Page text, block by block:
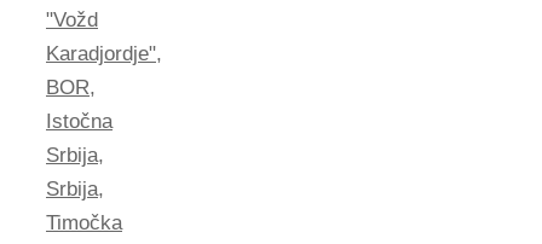
"Vožd
Karadjordje",
BOR,
Istočna
Srbija,
Srbija,
Timočka